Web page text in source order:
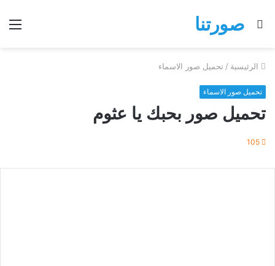
صورتنا
بحث
الرئيسية / تحميل صور الاسماء
تحميل صور الاسماء
تحميل صور بحبك يا عثوم
105